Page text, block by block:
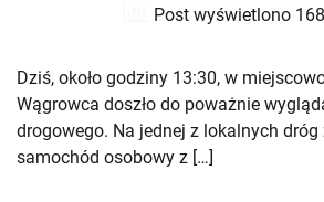
Post wyświetlono
Dziś, około godziny 13:30, w
Wągrowca doszło do poważnie
drogowego. Na jednej z lokalnych dróg
samochód osobowy z […]